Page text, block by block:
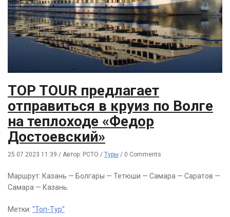
TOP TOUR предлагает
отправиться в круиз по Волге
на теплоходе «Федор
Достоевский»
25.07.2023 11:39 / Автор: РСТО / Туры / 0 Comments
Маршрут: Казань — Болгары — Тетюши — Самара — Саратов —
Самара — Казань.
Метки: "Топ-Тур"